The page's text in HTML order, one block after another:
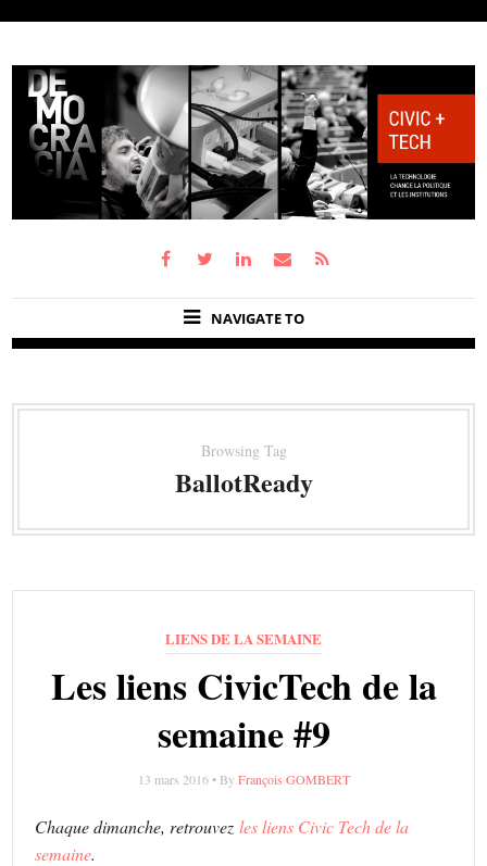
NAVIGATE TO
Browsing Tag
BallotReady
LIENS DE LA SEMAINE
Les liens CivicTech de la
semaine #9
13 mars 2016 • By François GOMBERT
Chaque dimanche, retrouvezles liens Civic Tech de la
semaine.